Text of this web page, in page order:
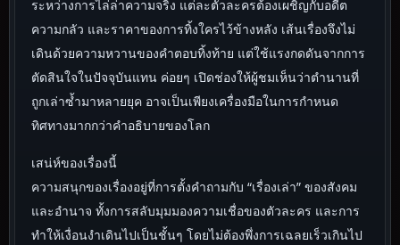
ระหว่างการไล่ล่าความจริง แต่ละตัวละครต้องเผชิญกับอดีต
ความกลัว และราคาของการทิ้งใครไว้ข้างหลัง เส้นเรื่องจึงไม่
เดินด้วยความหวานของคำตอบทิ้งท้าย แต่ใช้แรงกดดันจากการ
ตัดสินใจในปัจจุบันแทน ค่อยๆ เปิดช่องให้ผู้ชมเห็นว่าตำนานที่
ถูกเล่าซ้ำมาหลายยุค อาจเป็นเพียงเครื่องมือในการกำหนด
ทิศทางมากกว่าคำอธิบายของโลก
เสน่ห์ของเรื่องนี้
ความสนุกของเรื่องอยู่ที่การตั้งคำถามกับ “เรื่องเล่า” ของสังคม
และอำนาจ ทั้งการสลับมุมมองความเชื่อของตัวละคร และการ
ทำให้เงื่อนงำเดินไปเป็นชั้นๆ โดยไม่ต้องพึ่งการเฉลยเร็วเกินไป